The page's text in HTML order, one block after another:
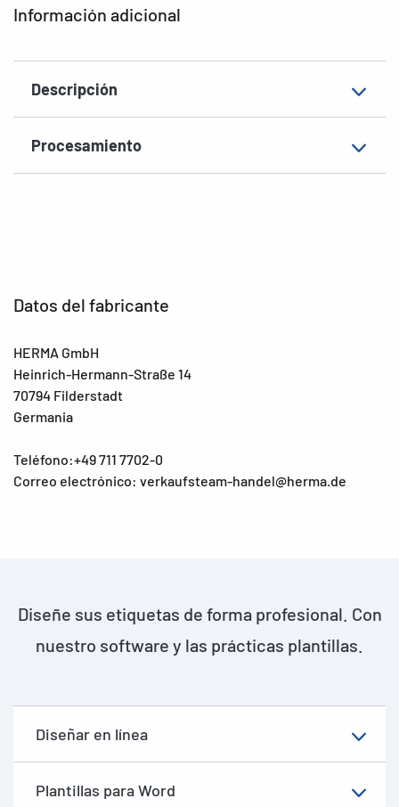
Información adicional
Descripción
Procesamiento
Forma de las esquinas
EAN 4008705107341
Datos del fabricante
HERMA GmbH
Heinrich-Hermann-Straße 14
70794 Filderstadt
Germania
Teléfono:+49 711 7702-0
Correo electrónico: verkaufsteam-handel@herma.de
Diseñe sus etiquetas de forma profesional. Con
nuestro software y las prácticas plantillas.
Diseñar en línea
Plantillas para Word